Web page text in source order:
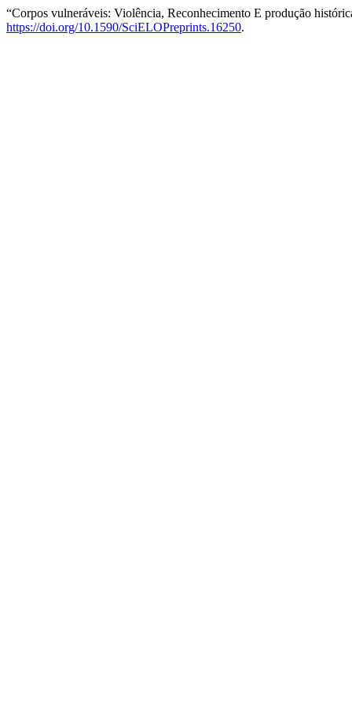
“Corpos vulneráveis: Violência, Reconhecimento E produção
https://doi.org/10.1590/SciELOPreprints.16250.